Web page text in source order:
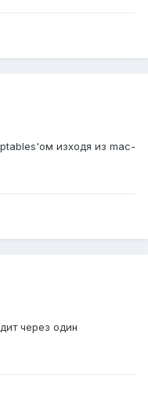
изходя из mac-
через один